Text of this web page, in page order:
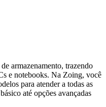
armazenamento, trazendo
e notebooks. Na Zoing, você
para atender a todas as
até opções avançadas